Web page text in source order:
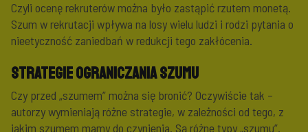
Czyli ocenę rekruterów można było zastąpić rzutem monetą.
Szum w rekrutacji wpływa na losy wielu ludzi i rodzi pytania o
nieetyczność zaniedbań w redukcji tego zakłócenia.
Strategie ograniczania szumu
Czy przed „szumem” można się bronić? Oczywiście tak –
autorzy wymieniają różne strategie, w zależności od tego, z
jakim szumem mamy do czynienia. Są różne typy „szumu”.